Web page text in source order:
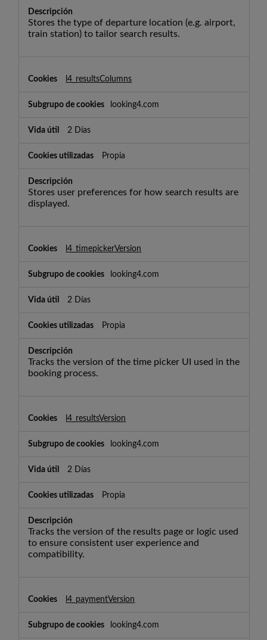
Stores the type of departure location (e.g. airport,
train station) to tailor search results.
l4_resultsColumns
looking4.com
2 Días
Propia
Stores user preferences for how search results are
displayed.
l4_timepickerVersion
looking4.com
2 Días
Propia
Tracks the version of the time picker UI used in the
booking process.
l4_resultsVersion
looking4.com
2 Días
Propia
Tracks the version of the results page or logic used
to ensure consistent user experience and
compatibility.
l4_paymentVersion
looking4.com